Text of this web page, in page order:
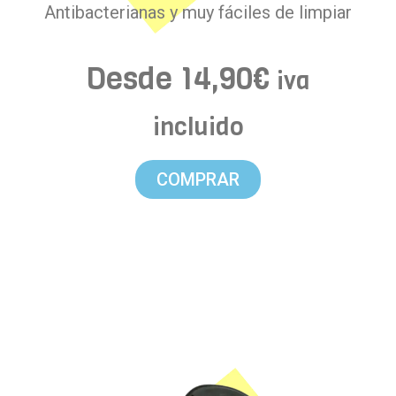
Antibacterianas y muy fáciles de limpiar
Desde 14,90€ iva
incluido
COMPRAR